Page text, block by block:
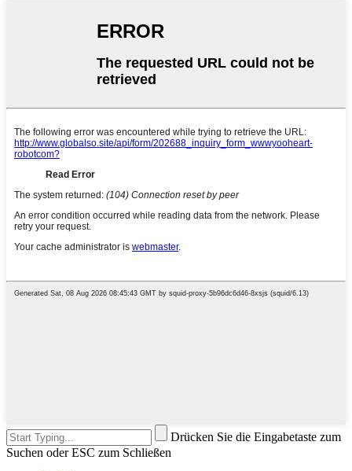
Drücken Sie die Eingabetaste zum
Suchen oder ESC zum Schließen